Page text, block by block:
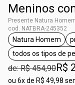
Meninos
Presente Natura
cod. NATBRA-245352
etiqueta
Natura Homem
etiqueta
todos os tipos de
de: R$ 454,90R$
ou 6x de R$ 49,98